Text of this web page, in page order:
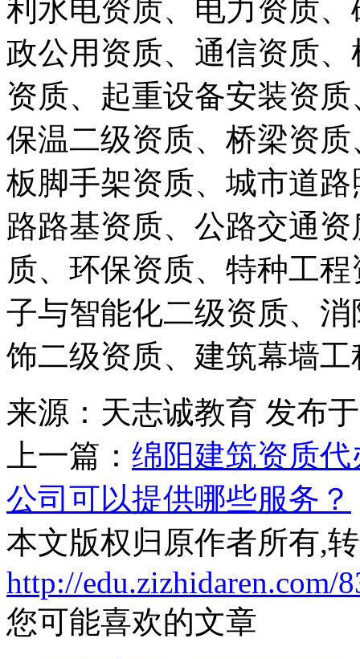
利水电资质、电力资质
政公用资质、通信资质
资质、起重设备安装资
保温二级资质、桥梁资
板脚手架资质、城市道
路路基资质、公路交通
质、环保资质、特种工
子与智能化二级资质、
饰二级资质、建筑幕墙
来源：天志诚教育 发布
上一篇： 绵阳建筑资质代
公司可以提供哪些服务？
本文版权归原作者所有,
http://edu.zizhidaren.com/
您可能喜欢的文章